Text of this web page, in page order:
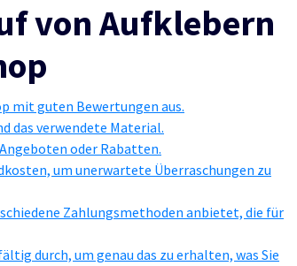
von Aufklebern
mit guten Bewertungen aus.
das verwendete Material.
oder Rabatten.
um unerwartete Überraschungen zu
Zahlungsmethoden anbietet, die für
durch, um genau das zu erhalten, was Sie